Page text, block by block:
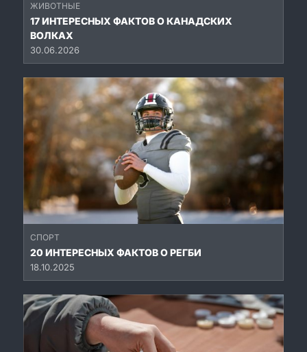
ЖИВОТНЫЕ
17 ИНТЕРЕСНЫХ ФАКТОВ О КАНАДСКИХ
ВОЛКАХ
30.06.2026
СПОРТ
20 ИНТЕРЕСНЫХ ФАКТОВ О РЕГБИ
18.10.2025